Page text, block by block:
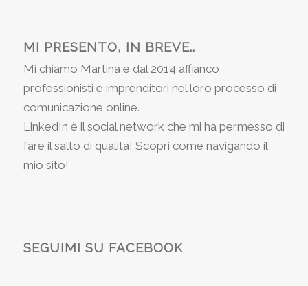
MI PRESENTO, IN BREVE..
Mi chiamo Martina e dal 2014 affianco
professionisti e imprenditori nel loro processo di
comunicazione online.
LinkedIn è il social network che mi ha permesso di
fare il salto di qualità! Scopri come navigando il
mio sito!
SEGUIMI SU FACEBOOK